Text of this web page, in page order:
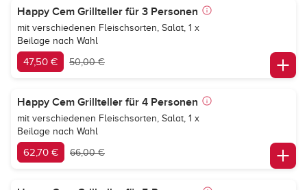
Happy Cem Grillteller für 3 Personen
mit verschiedenen Fleischsorten, Salat, 1 x
Beilage nach Wahl
47,50 € 50,00 €
Happy Cem Grillteller für 4 Personen
mit verschiedenen Fleischsorten, Salat, 1 x
Beilage nach Wahl
62,70 € 66,00 €